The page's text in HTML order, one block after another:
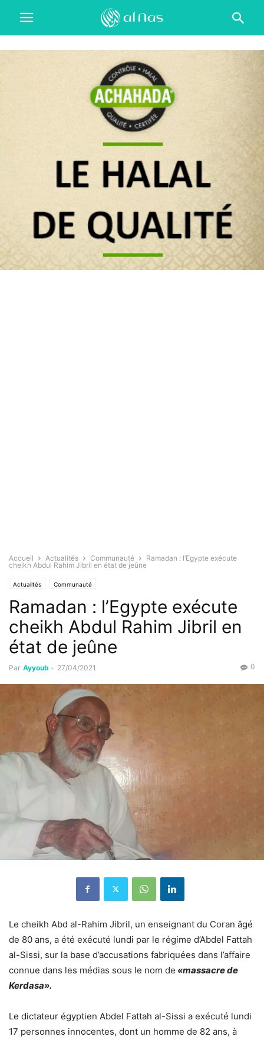
Accueil Actualités Communauté
Ramadan : l’Egypte exécute
cheikh Abdul Rahim Jibril en état de jeûne
Actualités Communauté
Ramadan : l’Egypte exécute
cheikh Abdul Rahim Jibril en
état de jeûne
Par Ayyoub - 27/04/2021 0
Le cheikh Abd al-Rahim Jibril, un enseignant du Coran âgé
de 80 ans, a été exécuté lundi par le régime d’Abdel Fattah
al-Sissi, sur la base d’accusations fabriquées dans l’affaire
connue dans les médias sous le nom de «massacre de
Kerdasa».
Le dictateur égyptien Abdel Fattah al-Sissi a exécuté lundi
17 personnes innocentes, dont un homme de 82 ans, à